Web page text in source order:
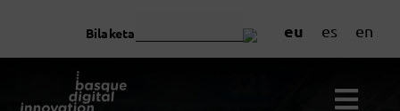
eu es en
Bilaketa